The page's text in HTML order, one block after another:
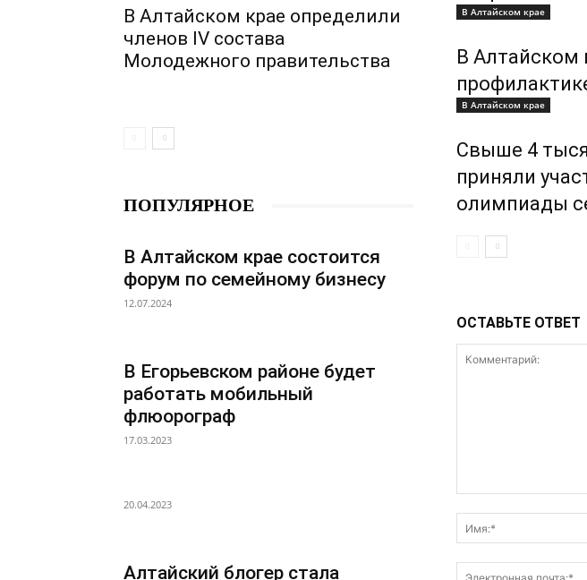
В Алтайском крае
В Алтайском
В Алтайском крае
Свыше 4
приняли
олимпиады
ОСТАВЬТЕ ОТВЕТ
В Алтайском крае определили
членов IV состава
Молодежного правительства
ПОПУЛЯРНОЕ
В Алтайском крае состоится
форум по семейному бизнесу
12.07.2024
В Егорьевском районе будет
работать мобильный
флюорограф
17.03.2023
20.04.2023
Алтайский блогер стала